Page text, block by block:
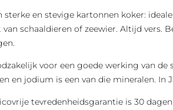
sterke en stevige kartonnen koker:
van schaaldieren of zeewier. Altijd
voor een goede werking van
en jodium is een van die mineralen. In
tevredenheidsgarantie is 30